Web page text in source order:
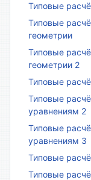
Типовые
Типовые
геометрии
Типовые
геометрии 2
Типовые
Типовые
уравнениям 2
Типовые
уравнениям 3
Типовые
Типовые